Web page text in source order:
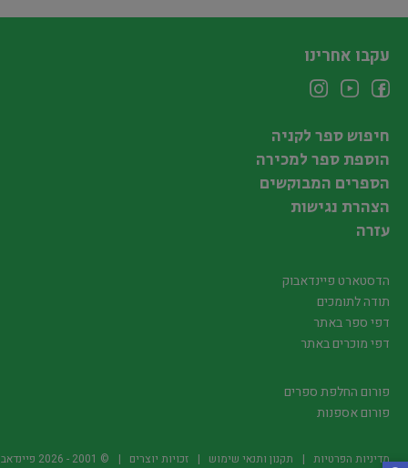
עקבו אחרינו
חיפוש ספר לקניה
הוספת ספר למכירה
הספרים המבוקשים
הצהרת נגישות
עזרה
הדסטארט פיינדאבוק
תודה לתומכים
דפי ספר באתר
דפי מוכרים באתר
פורום החלפת ספרים
פורום אספנות
מדיניות הפרטיות תקנון ותנאי שימוש זכויות יוצרים © 2001 -
2026